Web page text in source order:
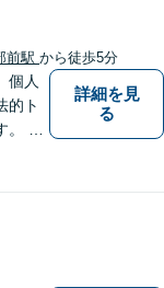
前駅 から徒歩5分
個人
的ト
高
詳細を見
る